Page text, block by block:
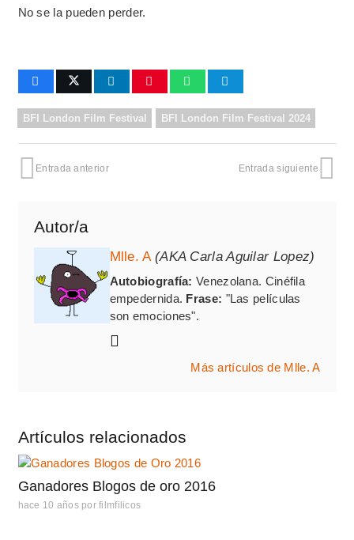
No se la pueden perder.
BFI London Film Festival BFI London Film Festival 2024
Entrada anterior Entrada siguiente
Autor/a
Mlle. A (AKA Carla Aguilar Lopez)
Autobiografía: Venezolana. Cinéfila
empedernida. Frase: "Las películas
son emociones".
Más artículos de Mlle. A
Artículos relacionados
Ganadores Blogos de oro 2016
hace 10 años por filmfilicos